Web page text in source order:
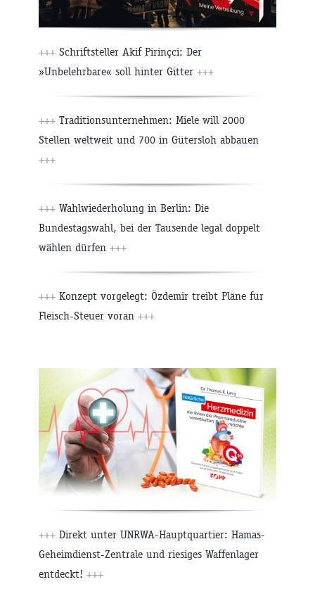
+++ Schriftsteller Akif Pirinçci: Der
»Unbelehrbare« soll hinter Gitter +++
+++ Traditionsunternehmen: Miele will 2000
Stellen weltweit und 700 in Gütersloh abbauen
+++
+++ Wahlwiederholung in Berlin: Die
Bundestagswahl, bei der Tausende legal doppelt
wählen dürfen +++
+++ Konzept vorgelegt: Özdemir treibt Pläne für
Fleisch-Steuer voran +++
+++ Direkt unter UNRWA-Hauptquartier: Hamas-
Geheimdienst-Zentrale und riesiges Waffenlager
entdeckt! +++